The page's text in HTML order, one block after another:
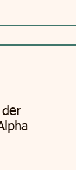
der